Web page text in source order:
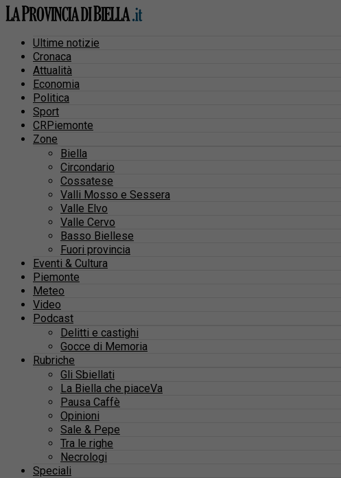
Ultime notizie
Cronaca
Attualità
Economia
Politica
Sport
CRPiemonte
Zone
Biella
Circondario
Cossatese
Valli Mosso e Sessera
Valle Elvo
Valle Cervo
Basso Biellese
Fuori provincia
Eventi & Cultura
Piemonte
Meteo
Video
Podcast
Delitti e castighi
Gocce di Memoria
Rubriche
Gli Sbiellati
La Biella che piaceVa
Pausa Caffè
Opinioni
Sale & Pepe
Tra le righe
Necrologi
Speciali